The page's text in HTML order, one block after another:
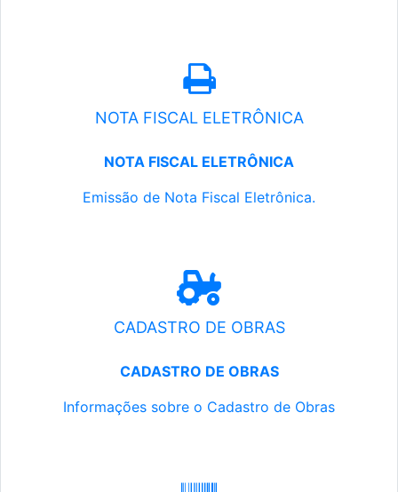
NOTA FISCAL ELETRÔNICA
NOTA FISCAL ELETRÔNICA
Emissão de Nota Fiscal Eletrônica.
CADASTRO DE OBRAS
CADASTRO DE OBRAS
Informações sobre o Cadastro de Obras